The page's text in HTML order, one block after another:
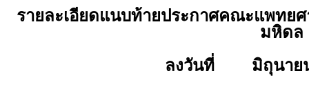
รายละเอียดแนบท้ายประกาศคณะแพทย
มหิดล
ลงวันที่ มิถุนายน